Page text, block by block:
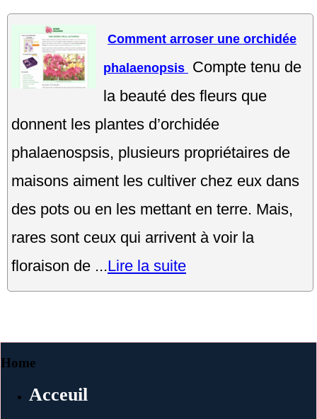
Comment arroser une orchidée
phalaenopsis Compte tenu de
la beauté des fleurs que
donnent les plantes d’orchidée
phalaenospsis, plusieurs propriétaires de
maisons aiment les cultiver chez eux dans
des pots ou en les mettant en terre. Mais,
rares sont ceux qui arrivent à voir la
floraison de ...Lire la suite
Home
Acceuil